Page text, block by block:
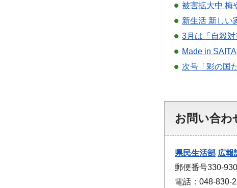
被害拡大中 梅
新生活 新しい
3月は「自殺
Made in
次号「彩の国
お問い合わ
県民生活部 広報
郵便番号330-
電話：048-830-